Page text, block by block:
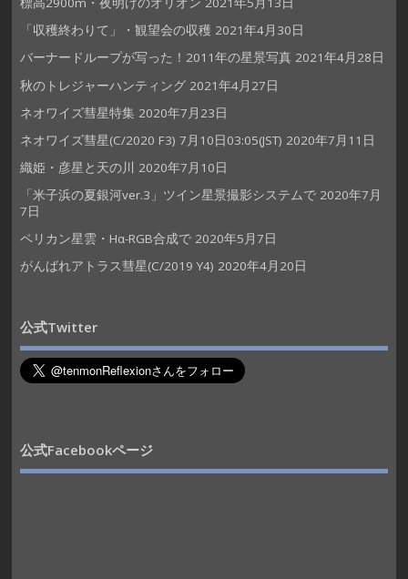
「収穫終わりて」・観望会の収穫 2021年4月30日
バーナードループが写った！2011年の星景写真 2021年4月28日
秋のトレジャーハンティング 2021年4月27日
ネオワイズ彗星特集 2020年7月23日
ネオワイズ彗星(C/2020 F3) 7月10日03:05(JST) 2020年7月11日
織姫・彦星と天の川 2020年7月10日
「米子浜の夏銀河ver.3」ツイン星景撮影システムで 2020年7月
7日
ペリカン星雲・Hα-RGB合成で 2020年5月7日
がんばれアトラス彗星(C/2019 Y4) 2020年4月20日
公式Twitter
公式Facebookページ